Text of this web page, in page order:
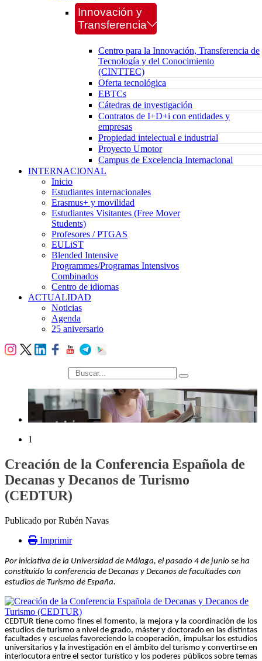
Innovación y
Transferencia
Centro para la Innovación, Transferencia de
Tecnología y del Conocimiento
(CINTTEC)
Oferta tecnológica
EBTCs
Cátedras de investigación
Contratos de I+D+i con entidades y
empresas
Propiedad intelectual e industrial
Proyecto Umotor
Campus de Excelencia Internacional
INTERNACIONAL
Inicio
Estudiantes internacionales
Erasmus+ y movilidad
Estudiantes Visitantes (Free Mover
Students)
Profesores / PTGAS
EULiST
Blended Intensive
Programmes/Programas Intensivos
Combinados
Centro de idiomas
ACTUALIDAD
Noticias
Agenda
25 aniversario
búsqueda
1
Creación de la Conferencia Española de
Decanas y Decanos de Turismo
(CEDTUR)
Publicado por Rubén Navas
Imprimir
Por iniciativa de la Universidad de Málaga, el pasado 4 de junio se ha
constituido la conferencia de Decanas y Decanos de facultades con
estudios de Turismo de España.
CEDTUR tiene como fines el fomento, la mejora y la coordinación de los
estudios de turismo a nivel de grado, máster y doctorado en las distintas
facultades y escuelas favoreciendo la cooperación, impulsar los estudios
universitarios y la investigación en el ámbito del turismo y convertirse en
interlocutora entre el sector turístico y los poderes públicos sobre temas